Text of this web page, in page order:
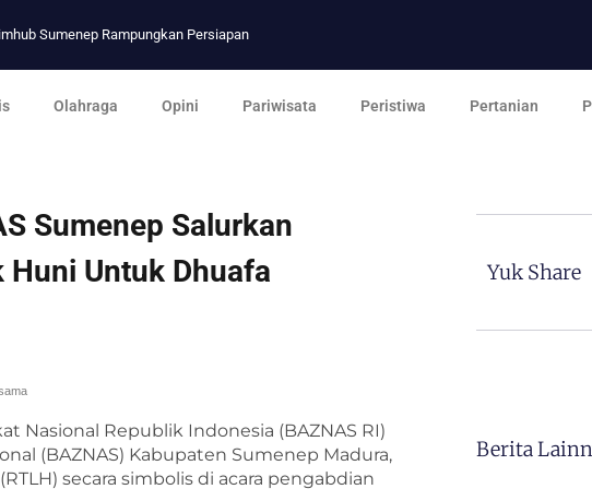
Sumenep Rampungkan Persiapan
Olahraga Opini Pariwisata Peristiwa Pertanian
Sumenep Salurkan
Huni Untuk Dhuafa
Nasional Republik Indonesia (BAZNAS RI)
(BAZNAS) Kabupaten Sumenep Madura,
secara simbolis di acara pengabdian
Yuk Share
Berita